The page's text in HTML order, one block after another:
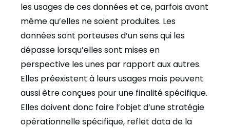
les usages de ces données et ce, parfois avant
même qu’elles ne soient produites. Les
données sont porteuses d’un sens qui les
dépasse lorsqu’elles sont mises en
perspective les unes par rapport aux autres.
Elles préexistent à leurs usages mais peuvent
aussi être conçues pour une finalité spécifique.
Elles doivent donc faire l’objet d’une stratégie
opérationnelle spécifique, reflet data de la